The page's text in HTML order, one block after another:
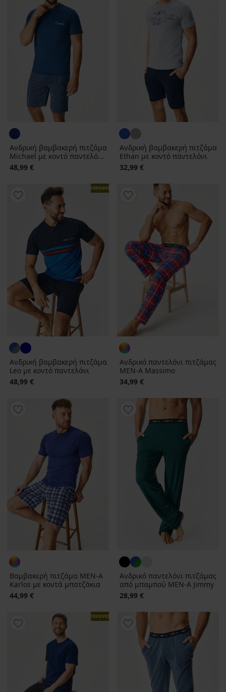
Ανδρική βαμβακερή πιτζάμα
Michael με κοντό παντελό...
48,99 €
Ανδρική βαμβακερή πιτζάμα
Ethan με κοντό παντελόνι
32,99 €
ΠΕΡΙΟΡΙΣΜΕΝΑ
Ανδρική βαμβακερή πιτζάμα
Leo με κοντό παντελόνι
48,99 €
Ανδρικό παντελόνι πιτζάμας
MEN-A Massimo
34,99 €
Βαμβακερή πιτζάμα MEN-A
Karlos με κοντά μπατζάκια
44,99 €
Ανδρικό παντελόνι πιτζάμας
από μπαμπού MEN-A Jimmy
28,99 €
ΠΕΡΙΟΡΙΣΜΕΝΑ